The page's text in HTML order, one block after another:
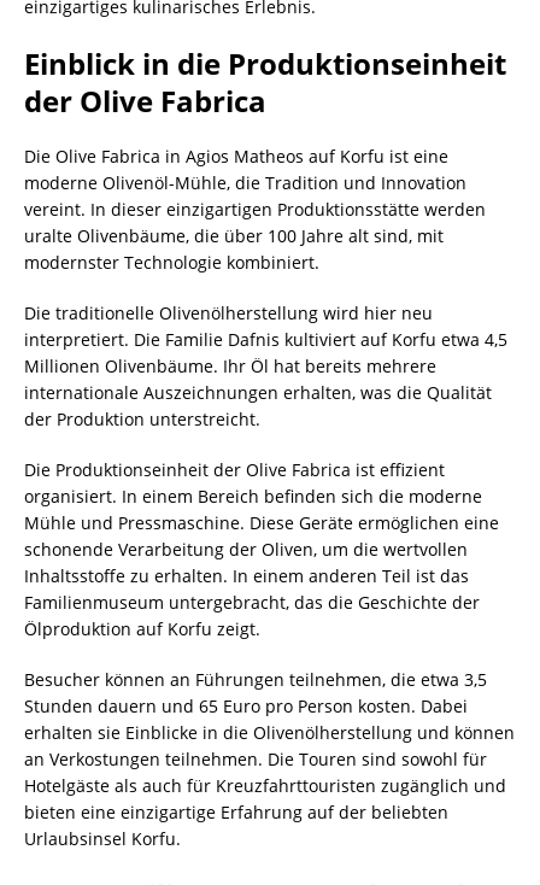
einzigartiges kulinarisches Erlebnis.
Einblick in die Produktionseinheit
der Olive Fabrica
Die Olive Fabrica in Agios Matheos auf Korfu ist eine
moderne Olivenöl-Mühle, die Tradition und Innovation
vereint. In dieser einzigartigen Produktionsstätte werden
uralte Olivenbäume, die über 100 Jahre alt sind, mit
modernster Technologie kombiniert.
Die traditionelle Olivenölherstellung wird hier neu
interpretiert. Die Familie Dafnis kultiviert auf Korfu etwa 4,5
Millionen Olivenbäume. Ihr Öl hat bereits mehrere
internationale Auszeichnungen erhalten, was die Qualität
der Produktion unterstreicht.
Die Produktionseinheit der Olive Fabrica ist effizient
organisiert. In einem Bereich befinden sich die moderne
Mühle und Pressmaschine. Diese Geräte ermöglichen eine
schonende Verarbeitung der Oliven, um die wertvollen
Inhaltsstoffe zu erhalten. In einem anderen Teil ist das
Familienmuseum untergebracht, das die Geschichte der
Ölproduktion auf Korfu zeigt.
Besucher können an Führungen teilnehmen, die etwa 3,5
Stunden dauern und 65 Euro pro Person kosten. Dabei
erhalten sie Einblicke in die Olivenölherstellung und können
an Verkostungen teilnehmen. Die Touren sind sowohl für
Hotelgäste als auch für Kreuzfahrttouristen zugänglich und
bieten eine einzigartige Erfahrung auf der beliebten
Urlaubsinsel Korfu.